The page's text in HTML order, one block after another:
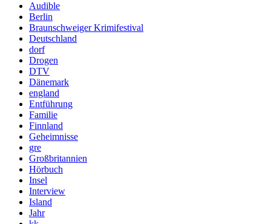
Audible
Berlin
Braunschweiger Krimifestival
Deutschland
dorf
Drogen
DTV
Dänemark
england
Entführung
Familie
Finnland
Geheimnisse
gre
Großbritannien
Hörbuch
Insel
Interview
Island
Jahr